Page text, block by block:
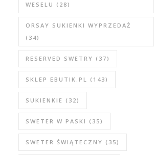
WESELU (28)
ORSAY SUKIENKI WYPRZEDAŻ
(34)
RESERVED SWETRY (37)
SKLEP EBUTIK.PL (143)
SUKIENKIE (32)
SWETER W PASKI (35)
SWETER ŚWIĄTECZNY (35)